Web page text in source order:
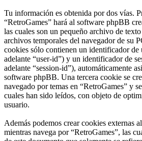
Tu información es obtenida por dos vías.
“RetroGames” hará al software phpBB
las cuales son un pequeño archivo de
archivos temporales del navegador de su
cookies sólo contienen un identificador de
adelante “user-id”) y un identificador de
adelante “session-id”), automáticamente
software phpBB. Una tercera cookie se
navegado por temas en “RetroGames” y
cuales han sido leídos, con objeto de
usuario.
Además podemos crear cookies externas
mientras navega por “RetroGames”, las